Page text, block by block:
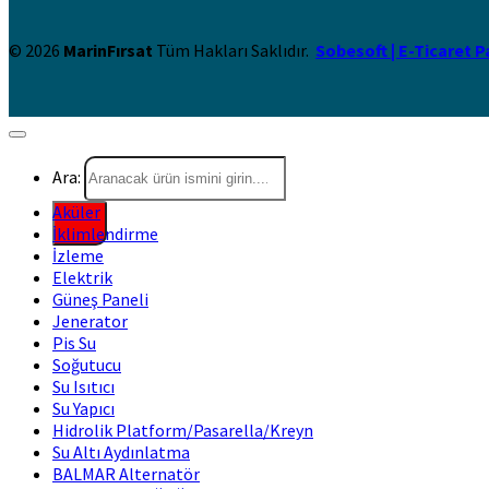
© 2026 MarinFırsat Tüm Hakları Saklıdır. Sobesoft | E-Ticaret
Ara:
Aküler
İklimlendirme
İzleme
Elektrik
Güneş Paneli
Jenerator
Pis Su
Soğutucu
Su Isıtıcı
Su Yapıcı
Hidrolik Platform/Pasarella/Kreyn
Su Altı Aydınlatma
BALMAR Alternatör